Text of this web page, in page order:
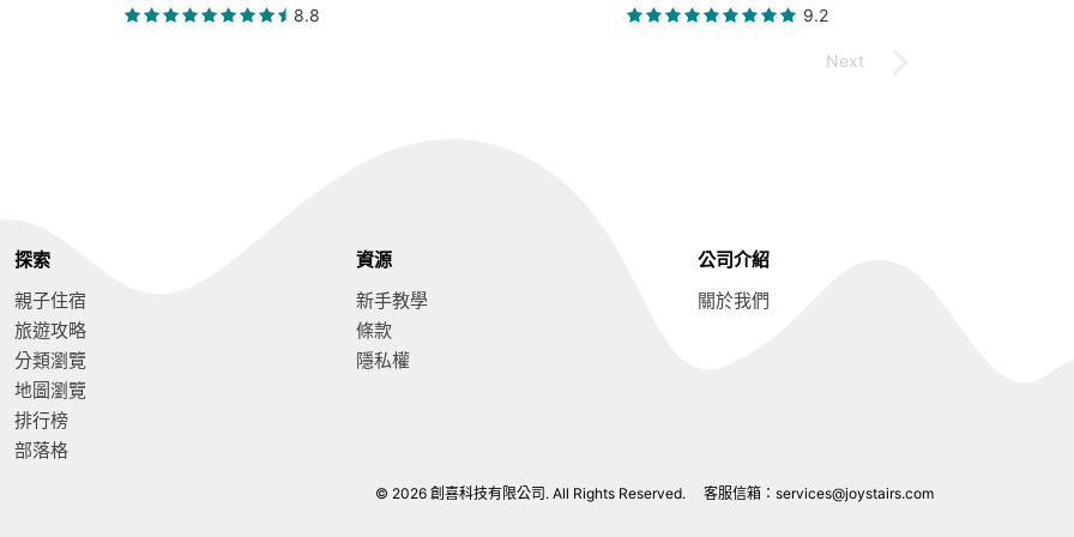
8.8 9.2
探索
親子住宿
旅遊攻略
分類瀏覽
地圖瀏覽
排行榜
部落格
資源
新手教學
條款
隱私權
公司介紹
關於我們
© 2026 創喜科技有限公司. All Rights Reserved. 客服信箱： services@joystairs.com